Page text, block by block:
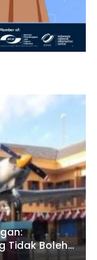
Tidak Boleh